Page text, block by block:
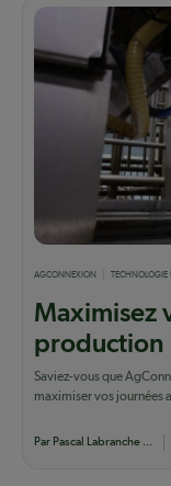
AGCONNEXION TECHNOLOGIE
Maximisez
production
Saviez-vous que
maximiser vos journées
Par Pascal Labranche ...